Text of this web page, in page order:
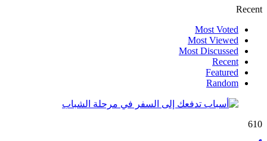
Recent
Most Voted
Most Viewed
Most Discussed
Recent
Featured
Random
610